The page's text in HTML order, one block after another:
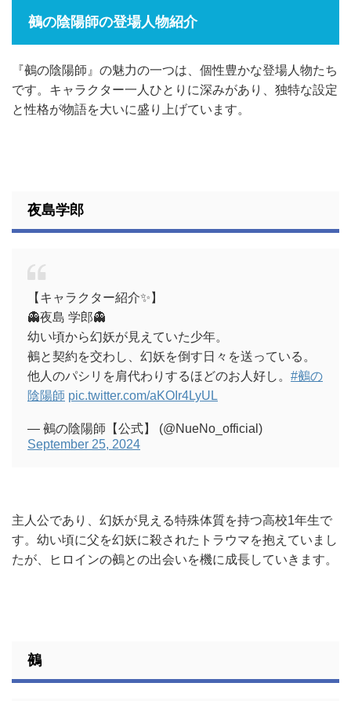
鵺の陰陽師の登場人物紹介
『鵺の陰陽師』の魅力の一つは、個性豊かな登場人物たち
です。キャラクター一人ひとりに深みがあり、独特な設定
と性格が物語を大いに盛り上げています。
夜島学郎
【キャラクター紹介✨】
👻夜島 学郎👻
幼い頃から幻妖が見えていた少年。
鵺と契約を交わし、幻妖を倒す日々を送っている。
他人のパシリを肩代わりするほどのお人好し。 #鵺の
陰陽師 pic.twitter.com/aKOIr4LyUL
— 鵺の陰陽師【公式】 (@NueNo_official)
September 25, 2024
主人公であり、幻妖が見える特殊体質を持つ高校1年生で
す。幼い頃に父を幻妖に殺されたトラウマを抱えていまし
たが、ヒロインの鵺との出会いを機に成長していきます。
鵺